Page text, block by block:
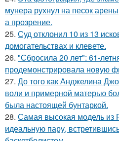
мунера рухнул на песок
а прозрение.
25. Суд отклонил 10 из 13
домогательствах и клевете.
26. "Сбросила 20 лет": 61-
продемонстрировала новую
27. До того как Анджелина
воли и примерной матерью
была настоящей бунтаркой.
28. Самая высокая модель из
идеальную пару,